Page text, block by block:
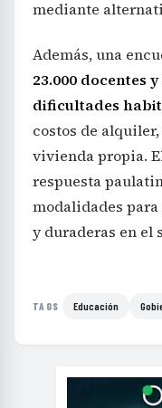
mediante
Además, una
23.000 docentes
dificultades
costos de
vivienda propia.
respuesta
modalidades
y duraderas en el
TAGS Educación